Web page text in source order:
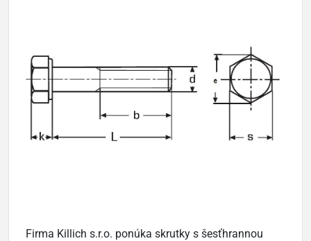
Firma Killich s.r.o. ponúka skrutky s šesťhrannou